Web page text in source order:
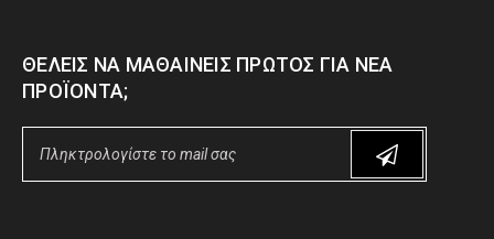
ΘΈΛΕΙΣ ΝΑ ΜΑΘΑΊΝΕΙΣ ΠΡΏΤΟΣ ΓΙΑ ΝΈΑ
ΠΡΟΪΌΝΤΑ;